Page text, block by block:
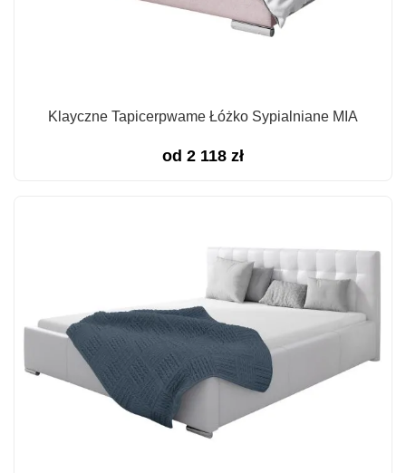
Klayczne Tapicerpwame Łóżko Sypialniane MIA
od 2 118 zł